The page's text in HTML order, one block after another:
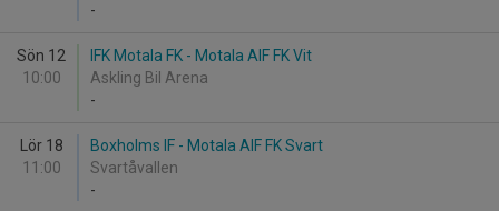
-
Sön 12
10:00
IFK Motala FK - Motala AIF FK Vit
Askling Bil Arena
-
Lör 18
11:00
Boxholms IF - Motala AIF FK Svart
Svartåvallen
-